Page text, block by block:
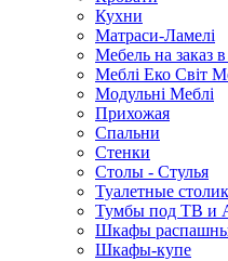
Кухни
Матраси-Ламелі
Мебель на заказ
Меблі Еко Світ
Модульні Меблі
Прихожая
Спальни
Стенки
Столы - Стулья
Туалетные
Тумбы под ТВ и
Шкафы
Шкафы-купе